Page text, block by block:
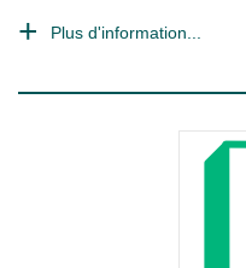
Plus d'information...